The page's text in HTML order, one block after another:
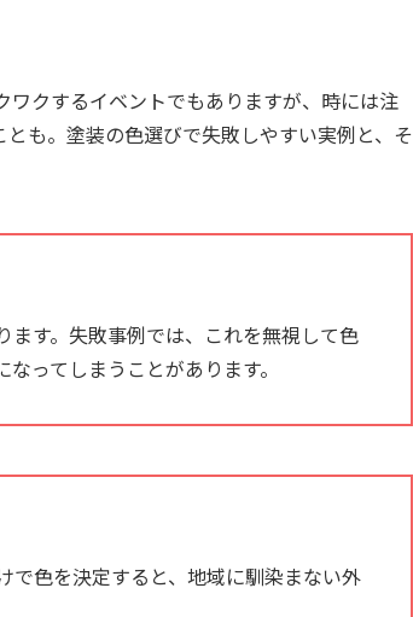
クするイベントでもありますが、時には注
も。塗装の色選びで失敗しやすい実例と、そ
す。失敗事例では、これを無視して色
ってしまうことがあります。
で色を決定すると、地域に馴染まない外